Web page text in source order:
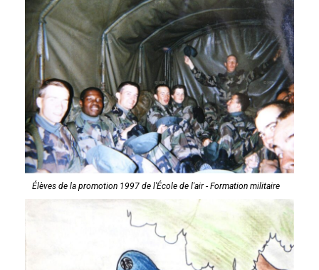
Élèves de la promotion 1997 de l'École de l'air - Formation militaire